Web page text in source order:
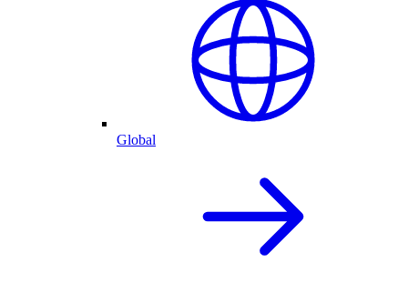
Global